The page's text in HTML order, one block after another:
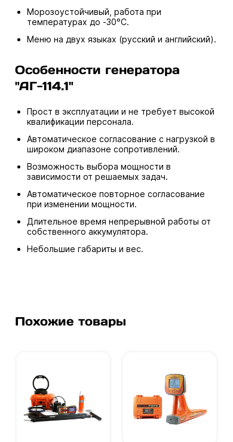
Морозоустойчивый, работа при
температурах до -30°С.
Меню на двух языках (русский и английский).
Особенности генератора
"АГ-114.1"
Прост в эксплуатации и не требует высокой
квалификации персонала.
Автоматическое согласование с нагрузкой в
широком диапазоне сопротивлений.
Возможность выбора мощности в
зависимости от решаемых задач.
Автоматическое повторное согласование
при изменении мощности.
Длительное время непрерывной работы от
собственного аккумулятора.
Небольшие габариты и вес.
Похожие товары